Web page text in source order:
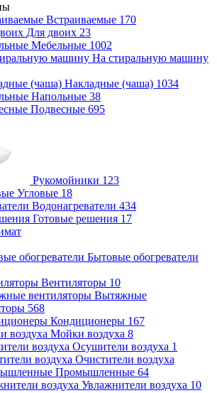
Встраиваемые 170
Для двоих 23
Мебельные 1002
На стиральную машину
Накладные (чаша) 1034
Напольные 38
Подвесные 695
Рукомойники 123
Угловые 18
Водонагреватели 434
Готовые решения 17
Бытовые обогреватели
Вентиляторы 10
Вытяжные
568
Кондиционеры 167
Мойки воздуха 8
Осушители воздуха 1
Очистители воздуха
Промышленные 64
Увлажнители воздуха 10